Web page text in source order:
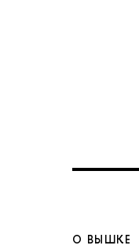
О ВЫШКЕ